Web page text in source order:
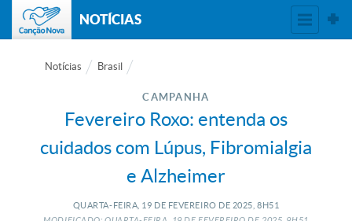
NOTÍCIAS
Notícias Brasil
CAMPANHA
Fevereiro Roxo: entenda os
cuidados com Lúpus, Fibromialgia
e Alzheimer
QUARTA-FEIRA, 19 DE FEVEREIRO DE 2025, 8H51